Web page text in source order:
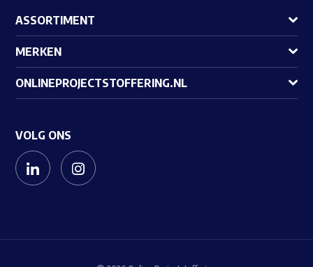
ASSORTIMENT
MERKEN
ONLINEPROJECTSTOFFERING.NL
VOLG ONS